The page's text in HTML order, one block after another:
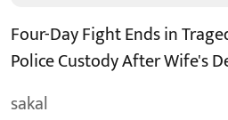
Four-Day Fight Ends in
Police Custody After Wife's
sakal